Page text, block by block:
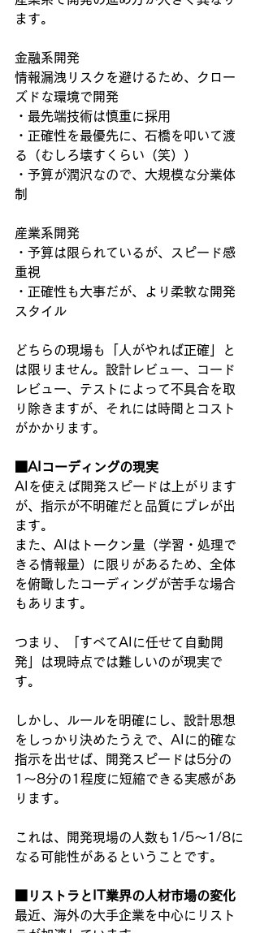
ます。
金融系開発
情報漏洩リスクを避けるため、クロー
ズドな環境で開発
・最先端技術は慎重に採用
・正確性を最優先に、石橋を叩いて渡
る（むしろ壊すくらい（笑））
・予算が潤沢なので、大規模な分業体
制
産業系開発
・予算は限られているが、スピード感
重視
・正確性も大事だが、より柔軟な開発
スタイル
どちらの現場も「人がやれば正確」と
は限りません。設計レビュー、コード
レビュー、テストによって不具合を取
り除きますが、それには時間とコスト
がかかります。
■AIコーディングの現実
AIを使えば開発スピードは上がります
が、指示が不明確だと品質にブレが出
ます。
また、AIはトークン量（学習・処理で
きる情報量）に限りがあるため、全体
を俯瞰したコーディングが苦手な場合
もあります。
つまり、「すべてAIに任せて自動開
発」は現時点では難しいのが現実で
す。
しかし、ルールを明確にし、設計思想
をしっかり決めたうえで、AIに的確な
指示を出せば、開発スピードは5分の
1〜8分の1程度に短縮できる実感があ
ります。
これは、開発現場の人数も1/5〜1/8に
なる可能性があるということです。
■リストラとIT業界の人材市場の変化
最近、海外の大手企業を中心にリスト